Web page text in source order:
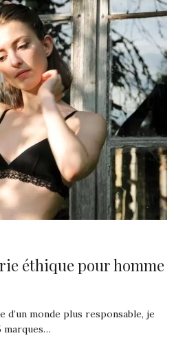
éthique pour homme
monde plus responsable, je
marques…